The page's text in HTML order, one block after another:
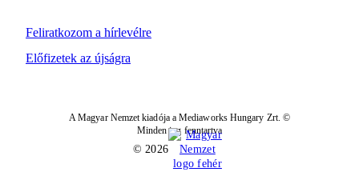
Feliratkozom a hírlevélre
Előfizetek az újságra
A Magyar Nemzet kiadója a Mediaworks Hungary Zrt. ©
Minden jog fenntartva
© 2026